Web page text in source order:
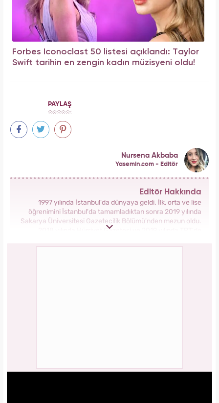
Forbes Iconoclast 50 listesi açıklandı: Taylor
Swift tarihin en zengin kadın müzisyeni oldu!
PAYLAŞ
Nursena Akbaba
Yasemin.com - Editör
Editör Hakkında
1997 yılında İstanbul'da dünyaya geldi. İlk, orta ve lise
öğrenimini İstanbul'da tamamladıktan sonra 2019 yılında
Sakarya Üniversitesi Gazetecilik Bölümü'nden mezun oldu.
2018 yılında Hürriyet Gazetesi ve 2019 yılında TRT'de
Grubu bünyesinde yer alan Yasemin.com'da İçerik Editörü